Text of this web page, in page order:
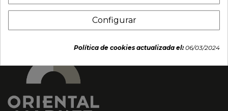
Configurar
Política de cookies actualizada el:06/03/2024